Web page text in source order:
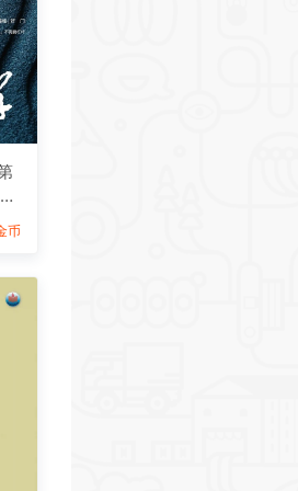
币